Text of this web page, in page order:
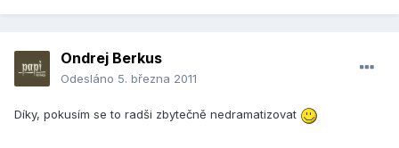
Ondrej Berkus
Odesláno 5. března 2011
Díky, pokusím se to radši zbytečně nedramatizovat